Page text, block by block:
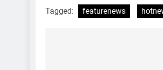
Tagged: featurenews